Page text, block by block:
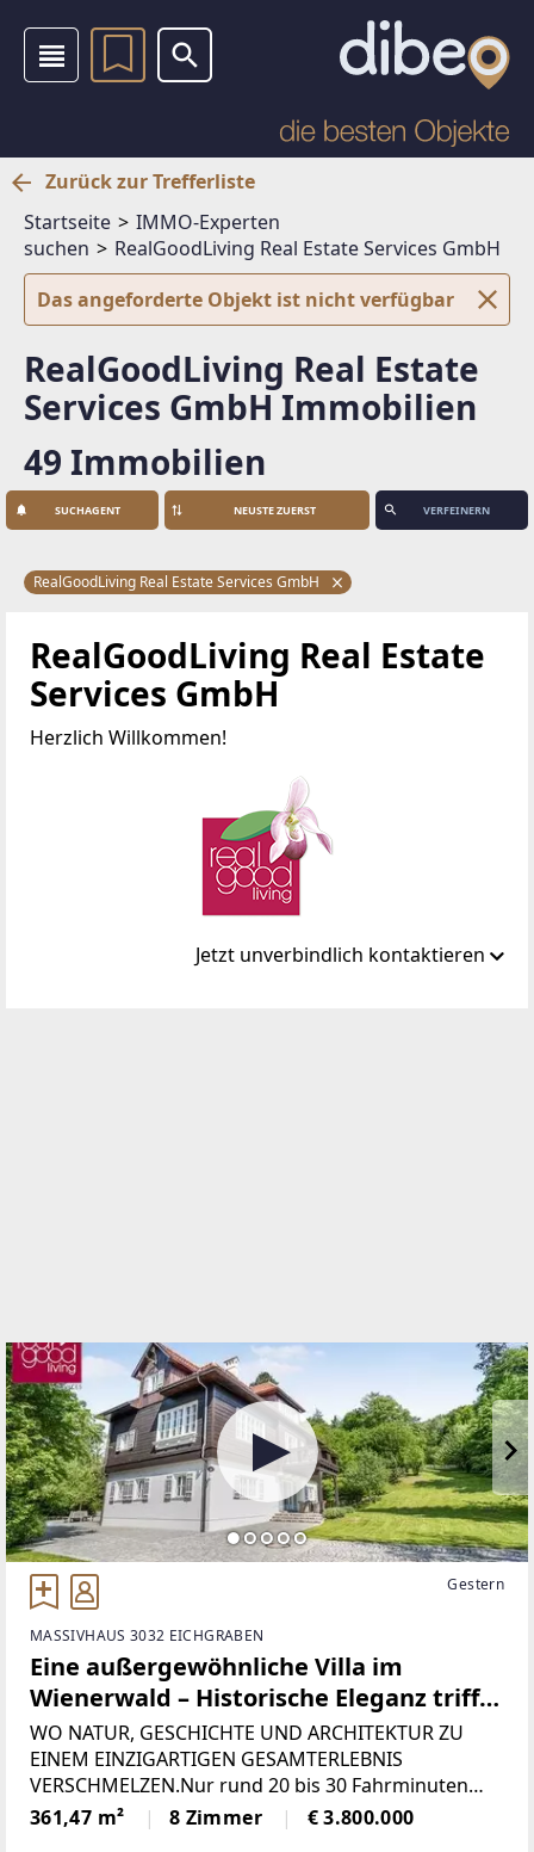
Zurück zur Trefferliste
Startseite
IMMO-Experten
suchen
RealGoodLiving Real Estate Services GmbH
Das angeforderte Objekt ist nicht verfügbar
RealGoodLiving Real Estate
Services GmbH Immobilien
49 Immobilien
SUCHAGENT VERFEINERN
RealGoodLiving Real Estate Services GmbH
RealGoodLiving Real Estate
Services GmbH
Herzlich Willkommen!
Jetzt unverbindlich kontaktieren
Gestern
MASSIVHAUS 3032 EICHGRABEN
Eine außergewöhnliche Villa im
Wienerwald – Historische Eleganz trifft
auf zeitlosen Wohnluxus
WO NATUR, GESCHICHTE UND ARCHITEKTUR ZU
EINEM EINZIGARTIGEN GESAMTERLEBNIS
VERSCHMELZEN.Nur rund 20 bis 30 Fahrminuten
von der Wiener Innenstadt entfernt eröffnet sich
eine Liegenschaft, die in ihrer Art kaum
361,47 m² 8 Zimmer € 3.800.000